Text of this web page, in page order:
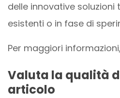
delle innovative soluzioni
esistenti o in fase di
Per maggiori informazioni,
Valuta la qualità
articolo